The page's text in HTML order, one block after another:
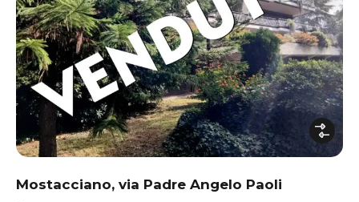
Mostacciano, via Padre Angelo Paoli